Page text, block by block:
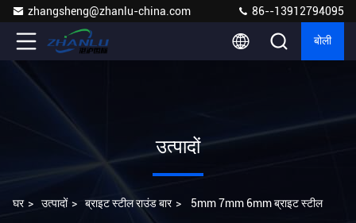
zhangsheng@zhanlu-china.com 86--13912794095
बोली
उत्पादों
घर > उत्पादों > ब्राइट स्टील राउंड बार > 5mm 7mm 6mm ब्राइट स्टील